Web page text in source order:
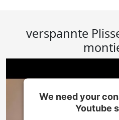
verspannte
We need your
Youtube